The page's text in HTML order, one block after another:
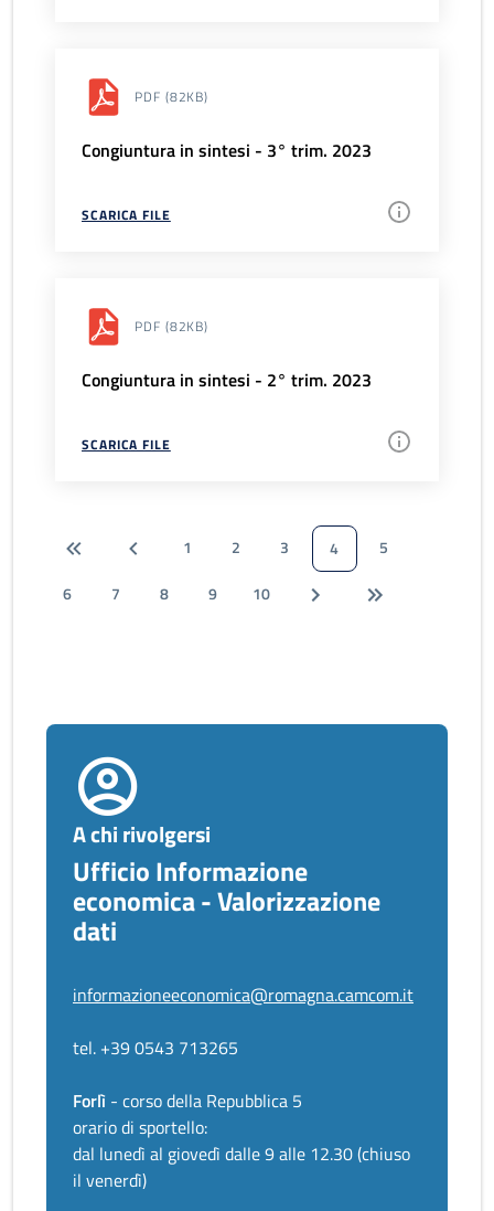
PDF (82KB)
Congiuntura in sintesi - 3° trim. 2023
SCARICA FILE
PDF (82KB)
Congiuntura in sintesi - 2° trim. 2023
SCARICA FILE
1 2 3 4
5
6
7 8 9 10
A chi rivolgersi
Ufficio Informazione
economica - Valorizzazione
dati
informazioneeconomica@romagna.camcom.it
tel. +39 0543 713265
Forlì - corso della Repubblica 5
orario di sportello:
dal lunedì al giovedì dalle 9 alle 12.30 (chiuso
il venerdì)